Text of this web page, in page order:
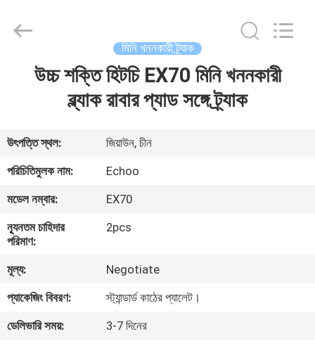
আমাদের
সম্পর্কে
কারখানা
ভ্রমণ
মান
নিয়ন্ত্রণ
Corporation.
মিনি খননকারী ট্র্যাক
উচ্চ শক্তি হিটচি EX70 মিনি খননকারী
ব্ল্যাক রাবার প্যাড সঙ্গে ট্র্যাক
উৎপত্তি স্থল:
জিয়াউন, চীন
পরিচিতিমুলক নাম:
Echoo
মডেল নম্বার:
EX70
ন্যূনতম চাহিদার
পরিমাণ:
2pcs
মূল্য:
Negotiate
প্যাকেজিং বিবরণ:
স্ট্যান্ডার্ড কাঠের প্যালেট।
ডেলিভারি সময়:
3-7 দিনের